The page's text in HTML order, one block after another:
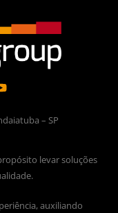
– SP
levar soluções
auxiliando